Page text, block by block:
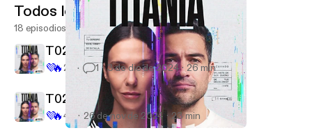
Todos los episodios
18 episodios
T02E08 - Rollback
💜🔥 22 1 3 de dic de 2024 26 min
T02E07 - Spoofing
💜🔥43 26 de nov de 2024 23 min